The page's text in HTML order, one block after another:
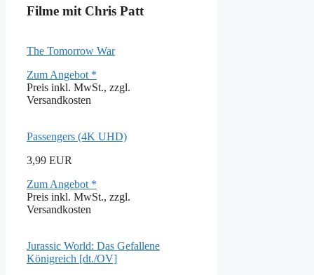
Filme mit Chris Patt
The Tomorrow War
Zum Angebot *
Preis inkl. MwSt., zzgl.
Versandkosten
Passengers (4K UHD)
3,99 EUR
Zum Angebot *
Preis inkl. MwSt., zzgl.
Versandkosten
Jurassic World: Das Gefallene
Königreich [dt./OV]